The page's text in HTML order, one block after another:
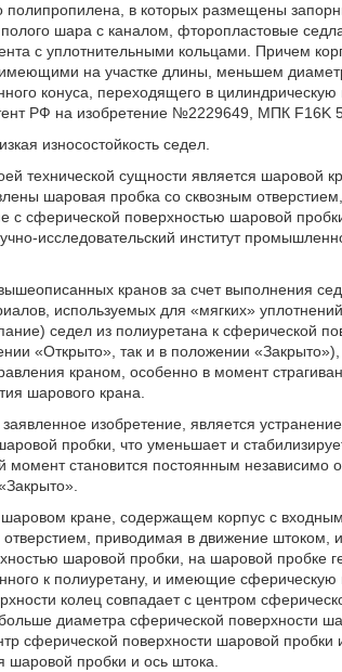
полипропилена, в которых размещены
шара с каналом, фторопластовые
с уплотнительными кольцами. Причем
на участке длины, меньшем
конуса, переходящего в цилиндрическую
РФ на изобретение №2229649, МПК F16K
износостойкость седел.
технической сущности является шаровой
шаровая пробка со сквозным
с сферической поверхностью шаровой
исследовательский институт
кранов за счет выполнения
используемых для «мягких»
седел из полиуретана к сферической
«Открыто», так и в положении
краном, особенно в момент
шарового крана.
изобретение, является
пробки, что уменьшает и
становится постоянным независимо
кране, содержащем корпус с
приводимая в движение штоком,
шаровой пробки, на шаровой пробке
к полиуретану, и имеющие
колец совпадает с центром
диаметра сферической поверхности
сферической поверхности шаровой пробки
шаровой пробки и ось штока.